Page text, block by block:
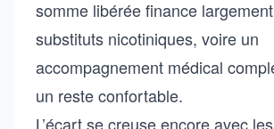
somme libérée finance
substituts nicotiniques, voire un
accompagnement médical
un reste confortable.
L’écart se creuse encore avec